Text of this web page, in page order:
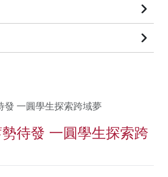
發 一圓學生探索跨域夢
待發 一圓學生探索跨